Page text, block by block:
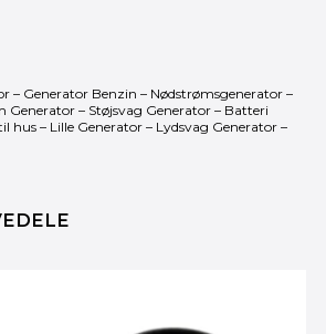
– Generator Benzin – Nødstrømsgenerator –
Generator – Støjsvag Generator – Batteri
hus – Lille Generator – Lydsvag Generator –